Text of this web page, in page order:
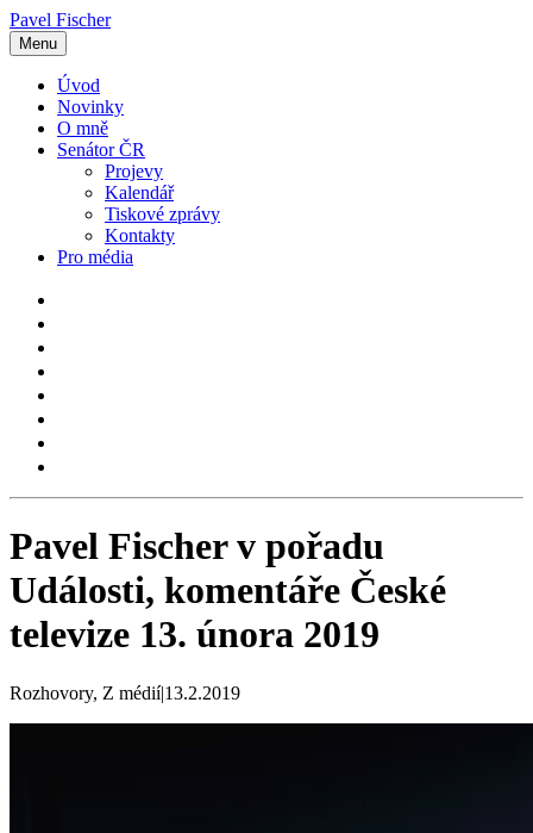
Pavel Fischer
Menu
Úvod
Novinky
O mně
Senátor ČR
Projevy
Kalendář
Tiskové zprávy
Kontakty
Pro média
Pavel Fischer v pořadu
Události, komentáře České
televize 13. února 2019
Rozhovory, Z médií|13.2.2019